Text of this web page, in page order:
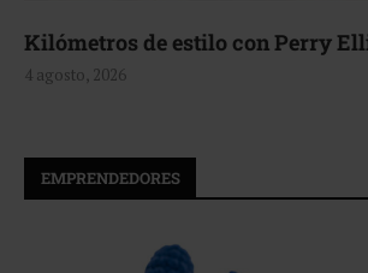
Aerie, texturas que fluyen
4 agosto, 2026
EMPRENDEDORES